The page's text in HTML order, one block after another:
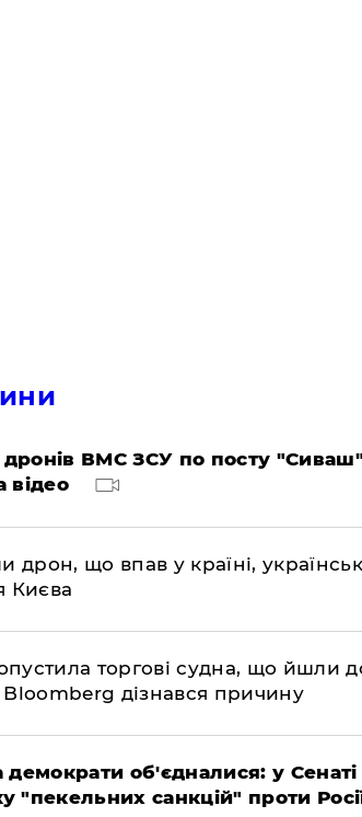
ВМС ЗСУ по посту
відео
дрон, що впав у країні,
Києва
торгові судна, що йшли
Bloomberg дізнався причину
демократи об'єдналися: у
"пекельних санкцій" проти